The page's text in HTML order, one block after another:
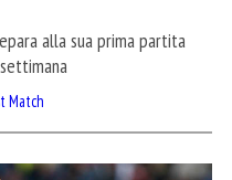
alla sua prima partita
Match